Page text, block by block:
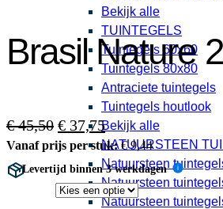
Bekijk alle
TUINTEGELS
Tuintegels 60x60
Tuintegels 80x80
Antraciete tuintegels
Tuintegels houtlook
Bekijk alle
NATUURSTEEN
Natuursteen
Natuursteen
Natuursteen
Brasil Nature
€45,50 Oorspronkelijke
prijs
was:
€ 45,50.
€ 37,75Huidige
prijs
is:
€ 37,75.
Vanaf prijs per stuk: €9,44
Levertijd binnen 3 werkdagen i